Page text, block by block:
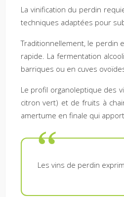
La vinification du perdin
techniques adaptées pour
Traditionnellement, le perdin
rapide. La fermentation
barriques ou en cuves
Le profil organoleptique des
citron vert) et de fruits à
amertume en finale qui
Les vins de perdin